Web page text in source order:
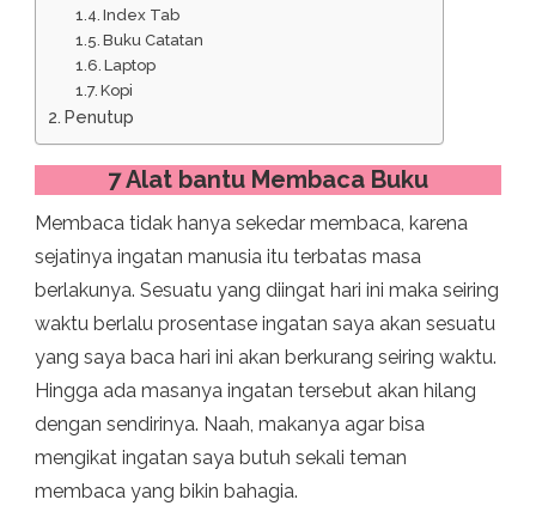
Index Tab
Buku Catatan
Laptop
Kopi
Penutup
7 Alat bantu Membaca Buku
Membaca tidak hanya sekedar membaca, karena
sejatinya ingatan manusia itu terbatas masa
berlakunya. Sesuatu yang diingat hari ini maka seiring
waktu berlalu prosentase ingatan saya akan sesuatu
yang saya baca hari ini akan berkurang seiring waktu.
Hingga ada masanya ingatan tersebut akan hilang
dengan sendirinya. Naah, makanya agar bisa
mengikat ingatan saya butuh sekali teman
membaca yang bikin bahagia.